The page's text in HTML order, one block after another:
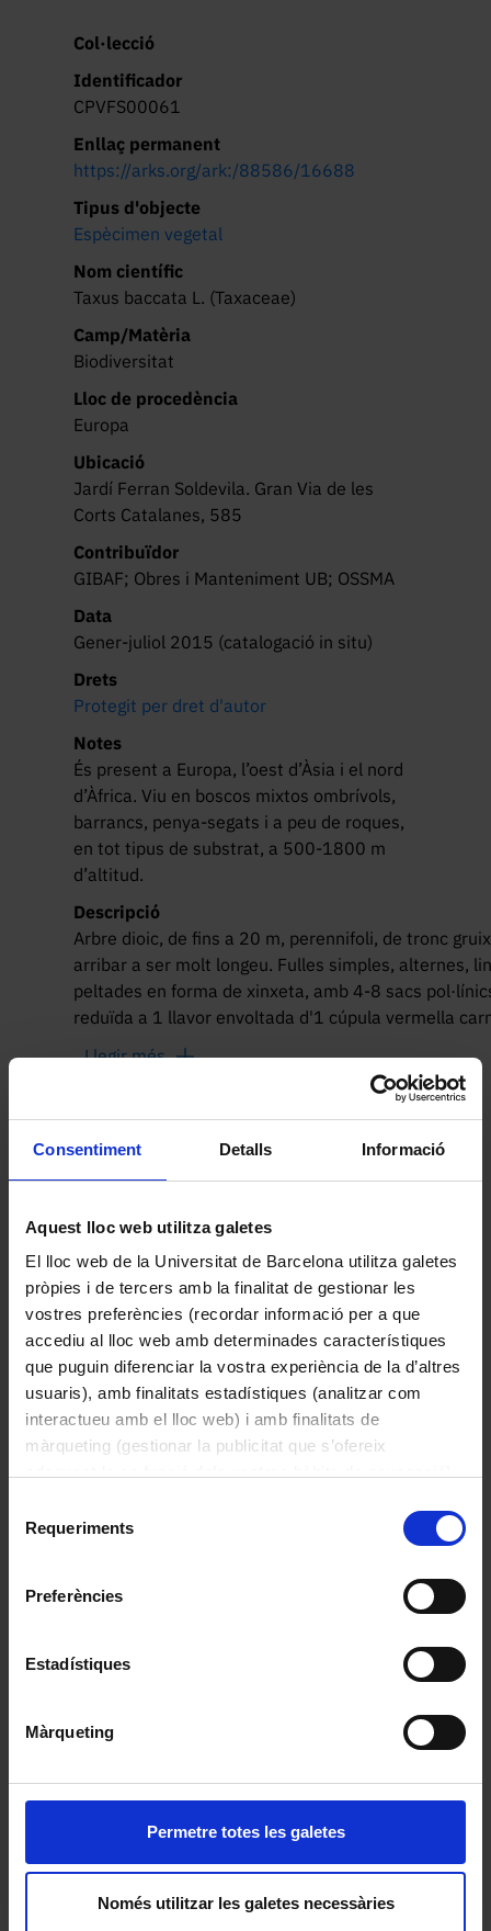
Consentiment Detalls Informació
Aquest lloc web utilitza galetes
El lloc web de la Universitat de Barcelona utilitza galetes
pròpies i de tercers amb la finalitat de gestionar les
vostres preferències (recordar informació per a que
accediu al lloc web amb determinades característiques
que puguin diferenciar la vostra experiència de la d’altres
usuaris), amb finalitats estadístiques (analitzar com
interactueu amb el lloc web) i amb finalitats de
màrqueting (gestionar la publicitat que s’ofereix
consultar laPolítica de galetes del lloc web de la
Requeriments
Preferències
Estadístiques
Màrqueting
Permetre totes les galetes
Només utilitzar les galetes necessàries
Col·lecció
Identificador
CPVFS00061
Enllaç permanent
https://arks.org/ark:/88586/16688
Tipus d'objecte
Espècimen vegetal
Nom científic
Taxus baccata L. (Taxaceae)
Camp/Matèria
Biodiversitat
Lloc de procedència
Europa
Ubicació
Jardí Ferran Soldevila. Gran Via de les
Corts Catalanes, 585
Contribuïdor
GIBAF; Obres i Manteniment UB; OSSMA
Data
Gener-juliol 2015 (catalogació in situ)
Drets
Protegit per dret d'autor
Notes
És present a Europa, l’oest d’Àsia i el nord
d’Àfrica. Viu en boscos mixtos ombrívols,
barrancs, penya-segats i a peu de roques,
en tot tipus de substrat, a 500-1800 m
d’altitud.
Descripció
Arbre dioic, de fins a 20 m, perennifoli, de tronc
arribar a ser molt longeu. Fulles simples, alternes,
peltades en forma de xinxeta, amb 4-8 sacs
reduïda a 1 llavor envoltada d'1 cúpula vermella
coberta (testa) llenyosa. Observacions: Un dels
de catàleg: 0060-02-94). Característiques -
en dosis altes produeix la paràlisi del cor. De
mobles i, antigament, d'arcs i rodes de carro. Té
geomètriques. A causa de la seva raresa i el seu
amb significat místic i sagrat. Informació destacada
Llegir més
Altres peces de la col·lecció
Avellaner